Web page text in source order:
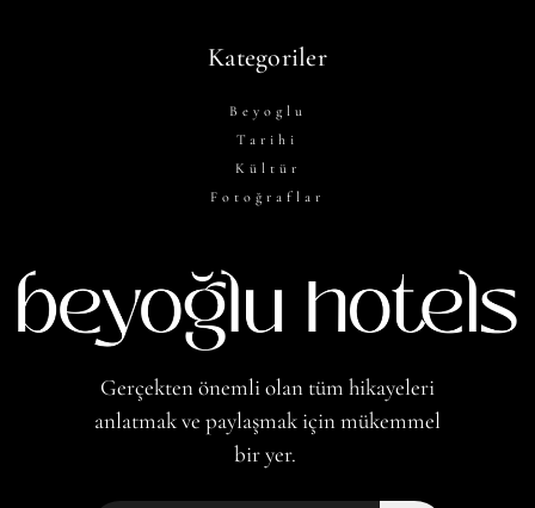
Kategoriler
Beyoglu
Tarihi
Kültür
Fotoğraflar
Gerçekten önemli olan tüm hikayeleri
anlatmak ve paylaşmak için mükemmel
bir yer.